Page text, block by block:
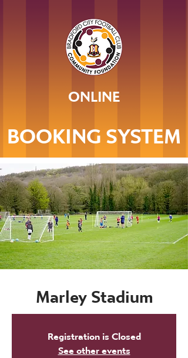
ONLINE
BOOKING SYSTEM
Marley Stadium
Registration is Closed
See other events